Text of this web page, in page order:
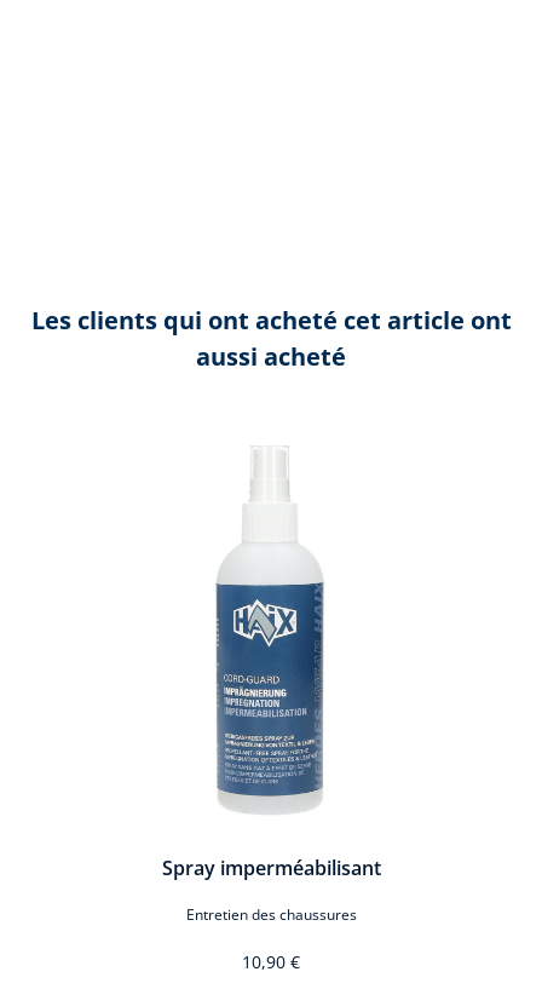
Les clients qui ont acheté cet article ont
aussi acheté
Ignorer la galerie de produits
Spray imperméabilisant
Entretien des chaussures
10,90 €